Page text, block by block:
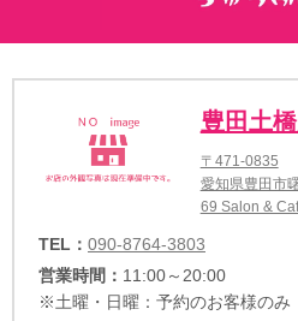
豊田土
〒471-0835
愛知県豊田市
69 Salon &
TEL： 090-8764-3803
営業時間： 11:00～20:00
※土曜・日曜：予約のお客様のみ